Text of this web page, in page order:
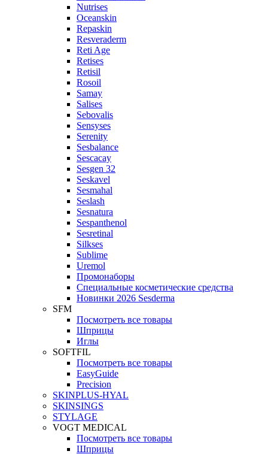
Nutrises
Oceanskin
Repaskin
Resveraderm
Reti Age
Retises
Retisil
Rosoil
Samay
Salises
Sebovalis
Sensyses
Serenity
Sesbalance
Sescacay
Sesgen 32
Seskavel
Sesmahal
Seslash
Sesnatura
Sespanthenol
Sesretinal
Silkses
Sublime
Uremol
Промонаборы
Специальные косметические средства
Новинки 2026 Sesderma
SFM
Посмотреть все товары
Шприцы
Иглы
SOFTFIL
Посмотреть все товары
EasyGuide
Precision
SKINPLUS-HYAL
SKINSINGS
STYLAGE
VOGT MEDICAL
Посмотреть все товары
Шприцы